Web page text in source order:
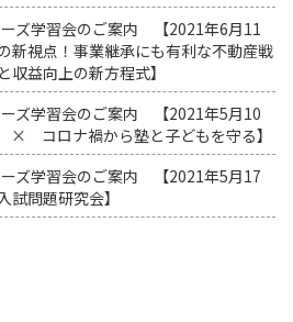
ズ学習会のご案内 【2021年6月11
視点！事業継承にも有利な不動産戦
収益向上の新方程式】
ズ学習会のご案内 【2021年5月10
コロナ禍から塾と子どもを守る】
ズ学習会のご案内 【2021年5月17
問題研究会】